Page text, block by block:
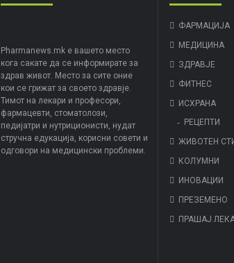
Pharmanews.mk е вашето место
кога сакате да се информирате за
здрав живот. Место за сите оние
кои се грижат за своето здравје.
Тимот на лекари и професори,
фармацевти, стоматолози,
педијатри и нутриционисти, нудат
стручна едукација, корисни совети и
одговори на медицински проблеми.
ФАРМАЦИЈА
МЕДИЦИНА
ЗДРАВЈЕ
ФИТНЕС
ИСХРАНА
РЕЦЕПТИ
ЖИВОТЕН
КОЛУМНИ
ИНОВАЦИИ
ПРЕЗЕМЕНО
ПРАШАЈ